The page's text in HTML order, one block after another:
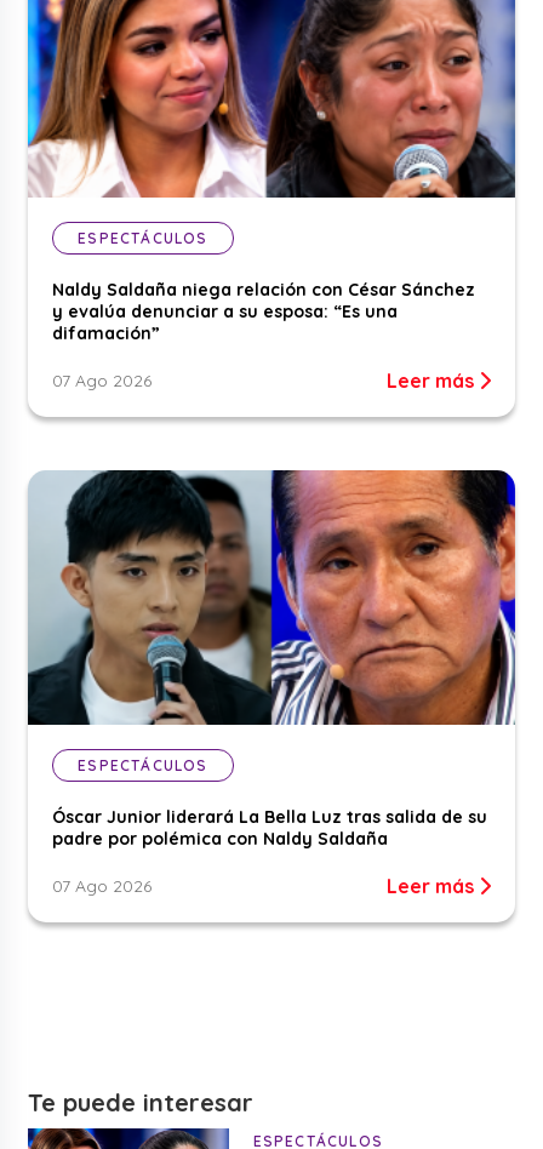
ESPECTÁCULOS
Naldy Saldaña niega relación con César Sánchez
y evalúa denunciar a su esposa: “Es una
difamación”
07 Ago 2026 Leer más
ESPECTÁCULOS
Óscar Junior liderará La Bella Luz tras salida de su
padre por polémica con Naldy Saldaña
07 Ago 2026 Leer más
Te puede interesar
ESPECTÁCULOS